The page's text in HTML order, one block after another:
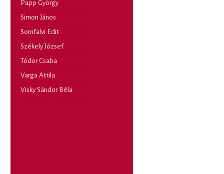
Papp György
Simon János
Somfalvi Edit
Székely József
Tódor Csaba
Varga Attila
Visky Sándor Béla